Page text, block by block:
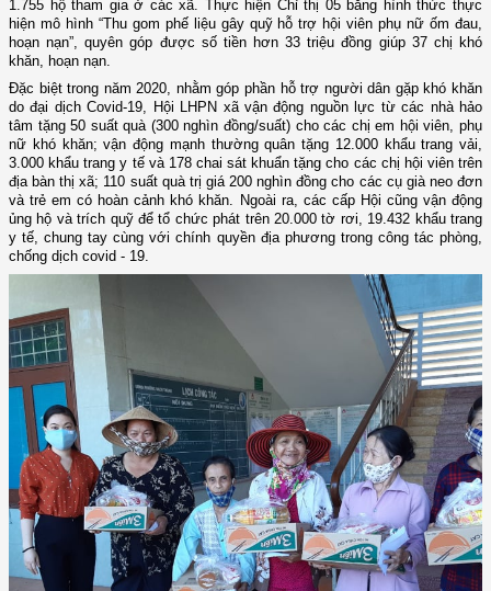
1.755 hộ tham gia ở các xã. Thực hiện Chỉ thị 05 bằng hình thức thực
hiện mô hình “Thu gom phế liệu gây quỹ hỗ trợ hội viên phụ nữ ốm đau,
hoạn nạn”, quyên góp được số tiền hơn 33 triệu đồng giúp 37 chị khó
khăn, hoạn nạn.
Đặc biệt trong năm 2020, nhằm góp phần hỗ trợ người dân gặp khó khăn
do đại dịch Covid-19, Hội LHPN xã vận động nguồn lực từ các nhà hảo
tâm tặng 50 suất quà (300 nghìn đồng/suất) cho các chị em hội viên, phụ
nữ khó khăn; vận động mạnh thường quân tặng 12.000 khẩu trang vải,
3.000 khẩu trang y tế và 178 chai sát khuẩn tặng cho các chị hội viên trên
địa bàn thị xã; 110 suất quà trị giá 200 nghìn đồng cho các cụ già neo đơn
và trẻ em có hoàn cảnh khó khăn. Ngoài ra, các cấp Hội cũng vận động
ủng hộ và trích quỹ để tổ chức phát trên 20.000 tờ rơi, 19.432 khẩu trang
y tế, chung tay cùng với chính quyền địa phương trong công tác phòng,
chống dịch covid - 19.